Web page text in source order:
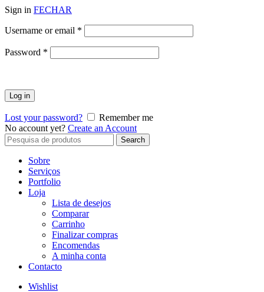
Sign in FECHAR
Username or email *
Password *
Log in
Lost your password?
Remember me
No account yet? Create an Account
Search
for:
Search
Sobre
Serviços
Portfolio
Loja
Lista de desejos
Comparar
Carrinho
Finalizar compras
Encomendas
A minha conta
Contacto
Wishlist